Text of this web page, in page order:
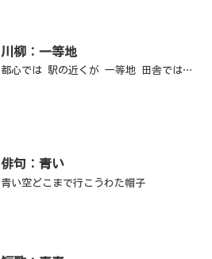
川柳：一等地
都心では 駅の近くが 一等地 田舎では…
俳句：青い
青い空どこまで行こうわた帽子